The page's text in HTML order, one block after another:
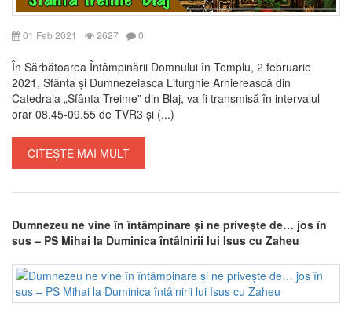
01 Feb 2021 2627 0
În Sărbătoarea Întâmpinării Domnului în Templu, 2 februarie
2021, Sfânta și Dumnezeiasca Liturghie Arhierească din
Catedrala „Sfânta Treime” din Blaj, va fi transmisă în intervalul
orar 08.45-09.55 de TVR3 și (...)
CITEȘTE MAI MULT
Dumnezeu ne vine în întâmpinare și ne privește de… jos în
sus – PS Mihai la Duminica întâlnirii lui Isus cu Zaheu